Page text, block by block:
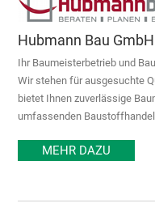
Hubmann Bau GmbH
Ihr Baumeisterbetrieb und
Wir stehen für ausgesuchte
bietet Ihnen zuverlässige
umfassenden
MEHR DAZU